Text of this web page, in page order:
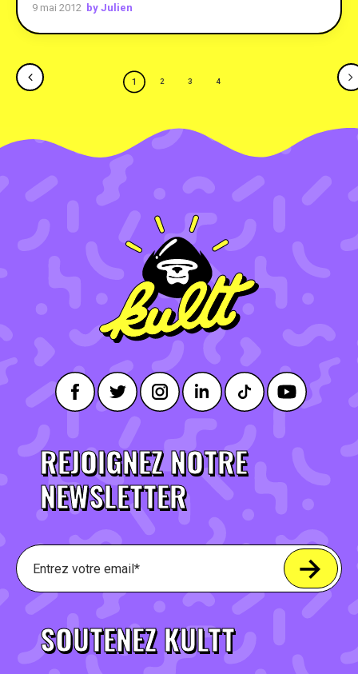
9 mai 2012 by Julien
1 2 3 4
REJOIGNEZ NOTRE
NEWSLETTER
SOUTENEZ KULTT